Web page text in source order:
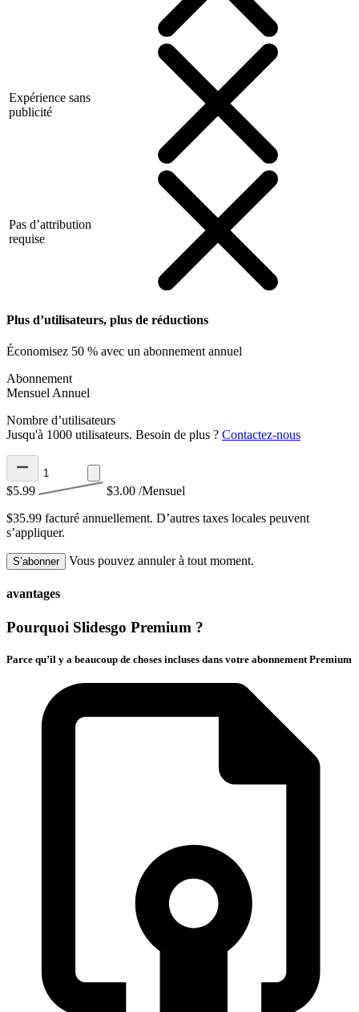
Expérience sans
publicité
Pas d’attribution
requise
Plus d’utilisateurs, plus de réductions
Économisez 50 % avec un abonnement annuel
Abonnement
Mensuel Annuel
Nombre d’utilisateurs
Jusqu'à 1000 utilisateurs. Besoin de plus ? Contactez-nous
$5.99 $3.00 /Mensuel
$35.99 facturé annuellement. D’autres taxes locales peuvent
s’appliquer.
S’abonner Vous pouvez annuler à tout moment.
avantages
Pourquoi Slidesgo Premium ?
Parce qu’il y a beaucoup de choses incluses dans votre abonnement Premium